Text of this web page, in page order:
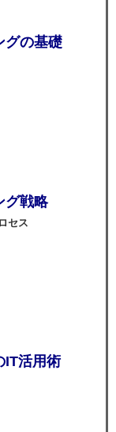
グの基礎
グ戦略
セス
IT活用術